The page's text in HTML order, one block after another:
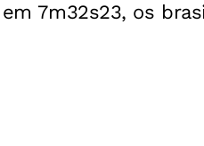
7m32s23, os